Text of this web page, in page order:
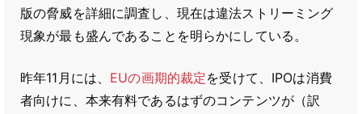
版の脅威を詳細に調査し、現在は違法ストリーミング
現象が最も盛んであることを明らかにしている。
昨年11月には、 EUの画期的裁定を受けて、IPOは消費
者向けに、本来有料であるはずのコンテンツが（訳